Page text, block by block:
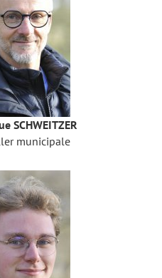
SCHWEITZER
municipale